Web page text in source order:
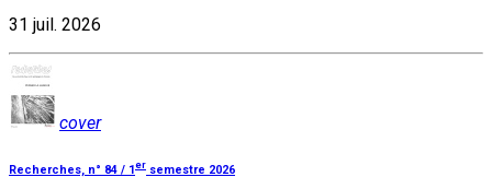
31 juil. 2026
cover
Recherches, n° 84 / 1 er semestre 2026